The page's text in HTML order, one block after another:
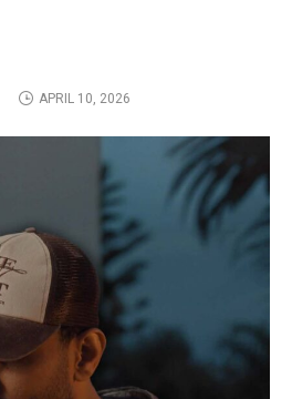
APRIL 10, 2026